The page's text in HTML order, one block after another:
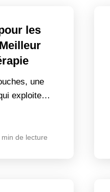
les
une
exploite…
min de lecture